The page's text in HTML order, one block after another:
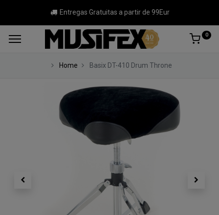
Entregas Gratuitas a partir de 99Eur
0
Home Basix DT-410 Drum Throne